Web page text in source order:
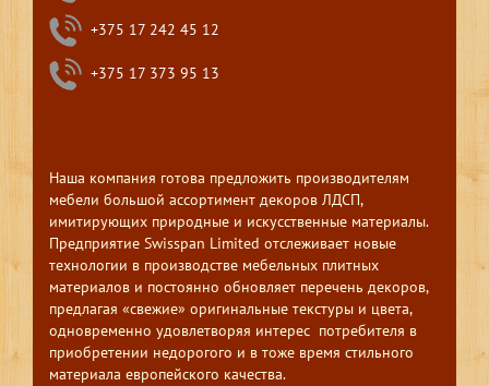
+375 17 242 45 12
+375 17 373 95 13
Наша компания готова предложить производителям
мебели большой ассортимент декоров ЛДСП,
имитирующих природные и искусственные материалы.
Предприятие Swisspan Limited отслеживает новые
технологии в производстве мебельных плитных
материалов и постоянно обновляет перечень декоров,
предлагая «свежие» оригинальные текстуры и цвета,
одновременно удовлетворяя интерес потребителя в
приобретении недорогого и в тоже время стильного
материала европейского качества.